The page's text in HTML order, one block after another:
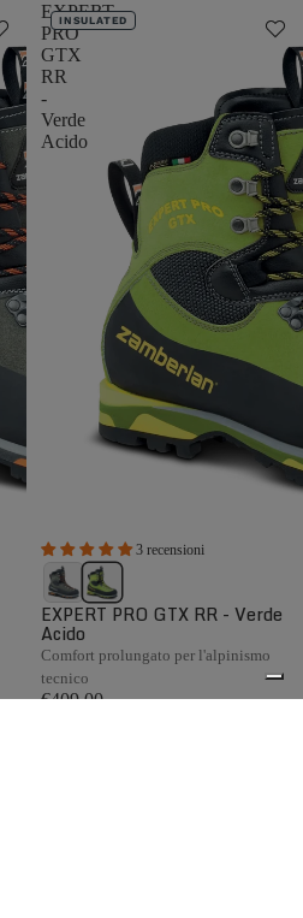
EXPERT
PRO
GTX
RR
-
Verde
Acido
3 recensioni
INSULATED
EXPERT PRO GTX RR - Verde
Acido
Comfort prolungato per l'alpinismo
tecnico
€409,00